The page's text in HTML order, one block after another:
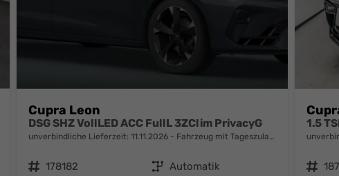
Cupra Leon
DSG SHZ VollLED ACC FullL 3ZClim PrivacyG
unverbindliche Lieferzeit: 11.11.2026 Fahrzeug mit Tageszulassung
Fahrzeugnr. 178182 Getriebe Automatik
1.5
Fahrzeugnr.